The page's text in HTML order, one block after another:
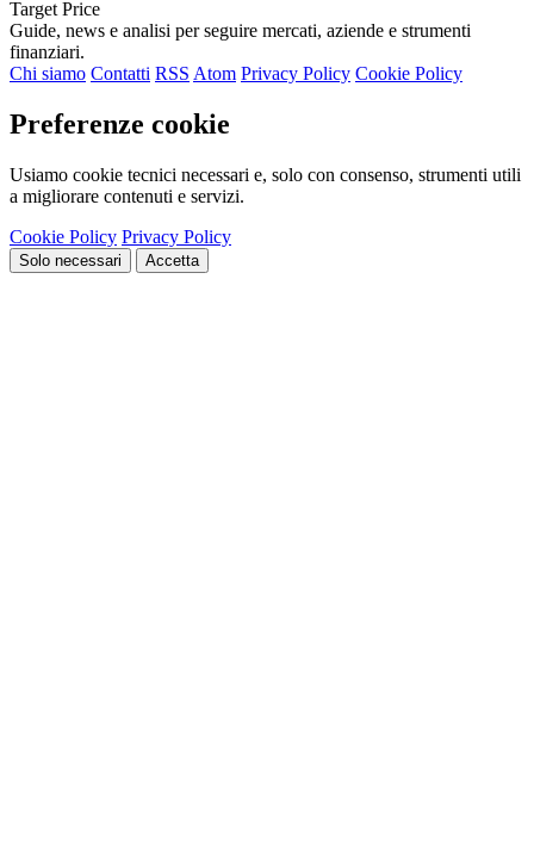
Target Price
Guide, news e analisi per seguire mercati, aziende e strumenti
finanziari.
Chi siamo Contatti RSS Atom Privacy Policy Cookie Policy
Preferenze cookie
Usiamo cookie tecnici necessari e, solo con consenso, strumenti utili
a migliorare contenuti e servizi.
Cookie Policy Privacy Policy
Solo necessari Accetta